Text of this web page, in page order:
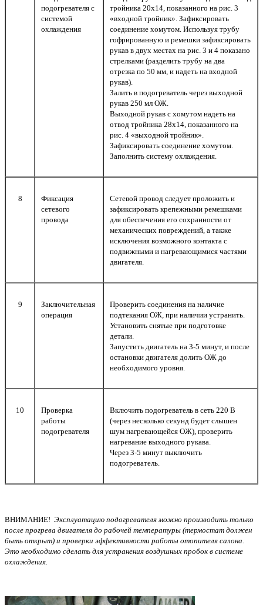
подогревателя с
системой
охлаждения
тройника 20х14, показанного на рис. 3
«входной тройник». Зафиксировать
соединение хомутом. Используя трубу
гофрированную и ремешки зафиксировать
рукав в двух местах на рис. 3 и 4 показано
стрелками (разделить трубу на два
отрезка по 50 мм, и надеть на входной
рукав).
Залить в подогреватель через выходной
рукав 250 мл ОЖ.
Выходной рукав с хомутом надеть на
отвод тройника 28х14, показанного на
рис. 4 «выходной тройник».
Зафиксировать соединение хомутом.
Заполнить систему охлаждения.
8
Фиксация
сетевого
провода
Сетевой провод следует проложить и
зафиксировать крепежными ремешками
для обеспечения его сохранности от
механических повреждений, а также
исключения возможного контакта с
подвижными и нагревающимися частями
двигателя.
9
Заключительная
операция
Проверить соединения на наличие
подтекания ОЖ, при наличии устранить.
Установить снятые при подготовке
детали.
Запустить двигатель на 3-5 минут, и после
остановки двигателя долить ОЖ до
необходимого уровня.
10
Проверка
работы
подогревателя
Включить подогреватель в сеть 220 В
(через несколько секунд будет слышен
шум нагревающейся ОЖ), проверить
нагревание выходного рукава.
Через 3-5 минут выключить
подогреватель.
ВНИМАНИЕ! Эксплуатацию подогревателя можно производить только
после прогрева двигателя до рабочей температуры (термостат должен
быть открыт) и проверки эффективности работы отопителя салона.
Это необходимо сделать для устранения воздушных пробок в системе
охлаждения.